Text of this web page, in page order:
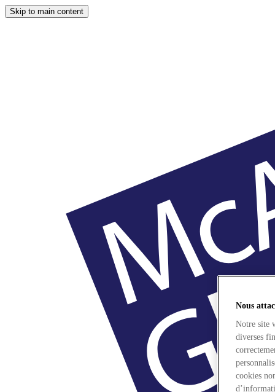
Skip to main content
Nous
Notre site
diverses
cookies